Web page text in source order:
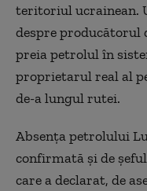
teritoriul ucrainean.
despre producătorul
preia petrolul în
proprietarul real al
de-a lungul rutei.
Absenţa petrolului
confirmată şi de
care a declarat, de